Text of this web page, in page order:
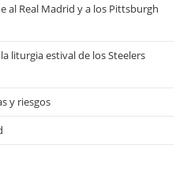
al Real Madrid y a los Pittsburgh
liturgia estival de los Steelers
y riesgos